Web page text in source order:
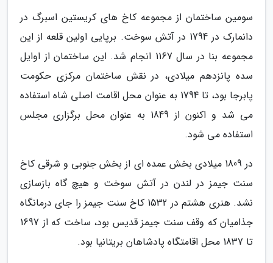
سومین ساختمان از مجموعه کاخ های کریستین اسبرگ در
دانمارک در 1794 در آتش سوخت. برپایی اولین قلعه از این
مجموعه بنا در سال 1167 انجام شد. این ساختمان از اوایل
سده پانزدهم میلادی، در نقش ساختمان مرکزی حکومت
پابرجا بود، تا 1794 به عنوان محل اقامت اصلی شاه استفاده
می شد و اکنون از 1849 به عنوان محل برگزاری مجلس
استفاده می شود.
در 1809 میلادی بخش عمده ای از بخش جنوبی و شرقی کاخ
سنت جیمز در لندن در آتش سوخت و هیچ گاه بازسازی
نشد. هنری هشتم در 1532 کاخ سنت جیمز را جای درمانگاه
جذامیان که وقف سنت جیمز قدیس بود، ساخت که از 1697
تا 1837 محل اقامتگاه پادشاهان بریتانیا بود.